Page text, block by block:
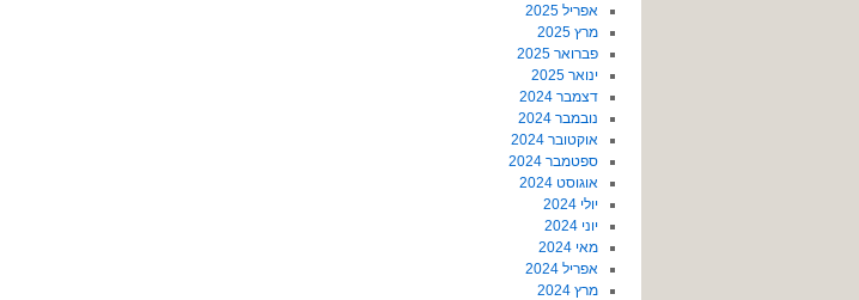
אפריל 2025
מרץ 2025
פברואר 2025
ינואר 2025
דצמבר 2024
נובמבר 2024
אוקטובר 2024
ספטמבר 2024
אוגוסט 2024
יולי 2024
יוני 2024
מאי 2024
אפריל 2024
מרץ 2024